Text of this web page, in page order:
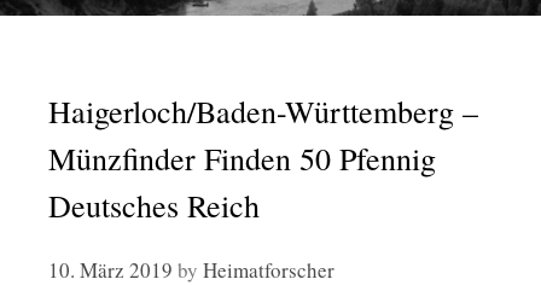
Haigerloch/Baden-Württemberg –
Münzfinder Finden 50 Pfennig
Deutsches Reich
10. März 2019 by Heimatforscher